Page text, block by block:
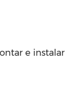
e instalar